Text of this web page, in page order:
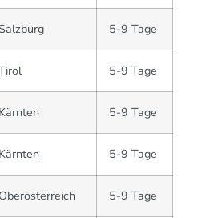
5-9 Tage
5-9 Tage
Kärnten 5-9 Tage
Kärnten 5-9 Tage
Oberösterreich 5-9 Tage